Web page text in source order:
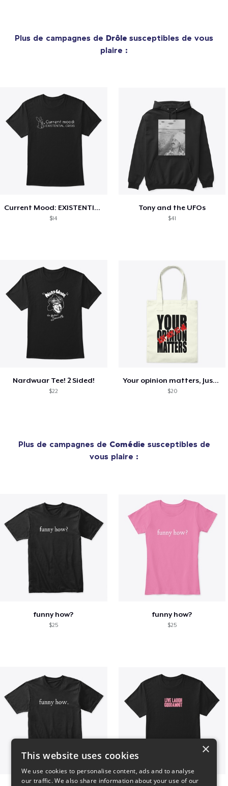
Plus de campagnes de Drôle susceptibles de vous
plaire :
Current Mood: EXISTENTIAL CRISIS
$14
Tony and the UFOs
$41
Nardwuar Tee! 2 Sided!
$22
Your opinion matters, Just not to me!
$20
Plus de campagnes de Comédie susceptibles de
vous plaire :
funny how?
$25
funny how?
$25
×
This website uses cookies
We use cookies to personalise content, ads and to analyse
our traffic. We also share information about your use of our